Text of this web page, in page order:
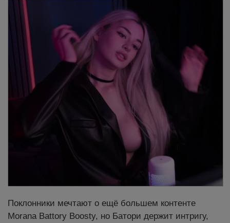
Поклонники мечтают о ещё большем контенте
Morana Battory Boosty, но Батори держит интригу,